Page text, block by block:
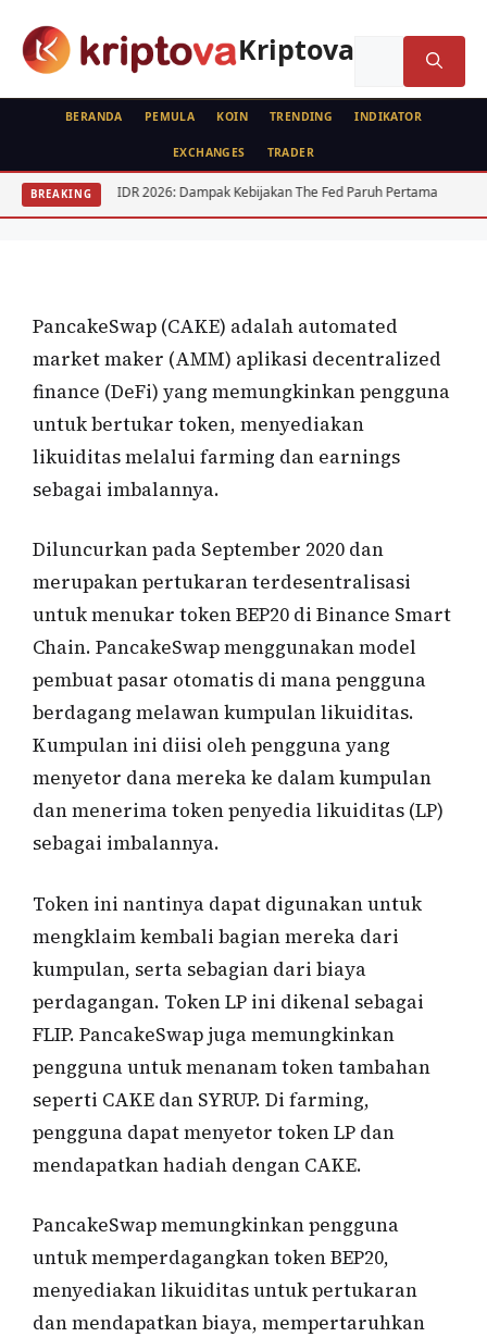
Kriptova
BERANDA PEMULA KOIN TRENDING INDIKATOR
EXCHANGES TRADER
BREAKING
USD IDR 2026: Dampak Kebijakan The Fed Paruh Pertama Regulasi
KOIN
PancakeSwap (CAKE)
PancakeSwap (CAKE) adalah automated
market maker (AMM) aplikasi decentralized
finance (DeFi) yang memungkinkan pengguna
untuk bertukar token, menyediakan
likuiditas melalui farming dan earnings
sebagai imbalannya.
Diluncurkan pada September 2020 dan
merupakan pertukaran terdesentralisasi
untuk menukar token BEP20 di Binance Smart
Chain. PancakeSwap menggunakan model
pembuat pasar otomatis di mana pengguna
berdagang melawan kumpulan likuiditas.
Kumpulan ini diisi oleh pengguna yang
menyetor dana mereka ke dalam kumpulan
dan menerima token penyedia likuiditas (LP)
sebagai imbalannya.
Token ini nantinya dapat digunakan untuk
mengklaim kembali bagian mereka dari
kumpulan, serta sebagian dari biaya
perdagangan. Token LP ini dikenal sebagai
FLIP. PancakeSwap juga memungkinkan
pengguna untuk menanam token tambahan
seperti CAKE dan SYRUP. Di farming,
pengguna dapat menyetor token LP dan
mendapatkan hadiah dengan CAKE.
PancakeSwap memungkinkan pengguna
untuk memperdagangkan token BEP20,
menyediakan likuiditas untuk pertukaran
dan mendapatkan biaya, mempertaruhkan